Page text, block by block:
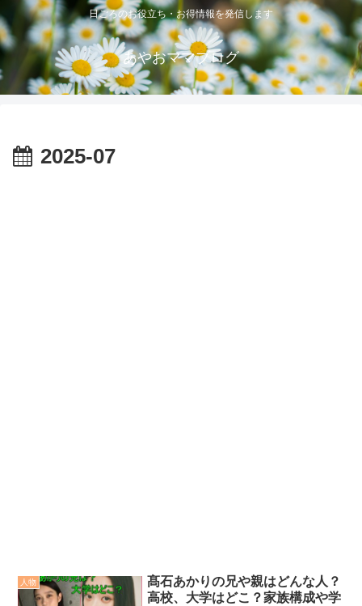
日ごろのお役立ち・お得情報を発信します
あやおママブログ
2025-07
人物
髙石あかりの兄や親はどんな人？
高校、大学はどこ？家族構成や学